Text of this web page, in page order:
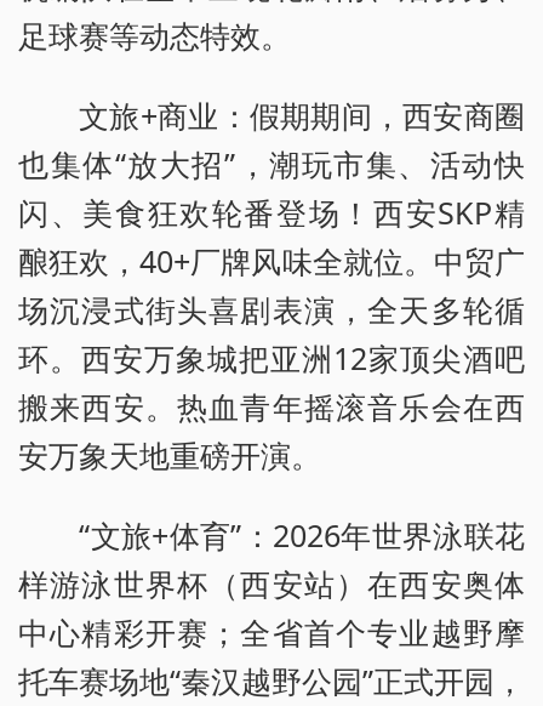
足球赛等动态特效。
文旅+商业：假期期间，西安商圈
也集体“放大招”，潮玩市集、活动快
闪、美食狂欢轮番登场！西安SKP精
酿狂欢，40+厂牌风味全就位。中贸广
场沉浸式街头喜剧表演，全天多轮循
环。西安万象城把亚洲12家顶尖酒吧
搬来西安。热血青年摇滚音乐会在西
安万象天地重磅开演。
“文旅+体育”：2026年世界泳联花
样游泳世界杯（西安站）在西安奥体
中心精彩开赛；全省首个专业越野摩
托车赛场地“秦汉越野公园”正式开园，